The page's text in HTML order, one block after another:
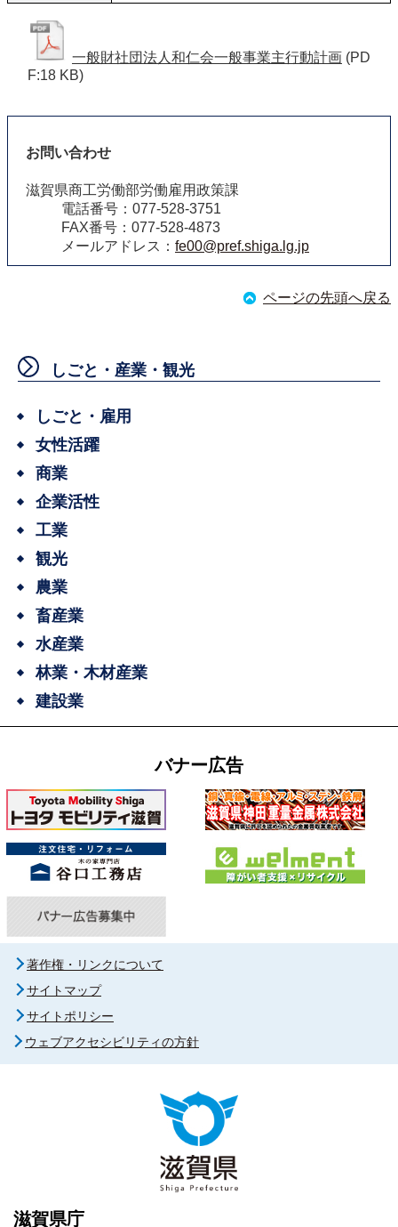
一般財社団法人和仁会一般事業主行動計画 (PD
F:18 KB)
お問い合わせ
滋賀県商工労働部労働雇用政策課
電話番号：077-528-3751
FAX番号：077-528-4873
メールアドレス： fe00@pref.shiga.lg.jp
ページの先頭へ戻る
しごと・産業・観光
しごと・雇用
女性活躍
商業
企業活性
工業
観光
農業
畜産業
水産業
林業・木材産業
建設業
バナー広告
著作権・リンクについて
サイトマップ
サイトポリシー
ウェブアクセシビリティの方針
滋賀県庁